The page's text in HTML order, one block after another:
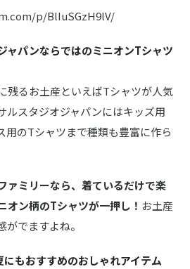
p/BlIuSGzH9lV/
ャパンならではのミニオンTシャツ
残るお土産といえばTシャツが人気
ルスタジオジャパンにはキッズ用
用のTシャツまで種類も豊富に作ら
ァミリーなら、着ているだけで楽
オン柄のTシャツが一押し！ お土産
がでますよね。
もおすすめのおしゃれアイテム